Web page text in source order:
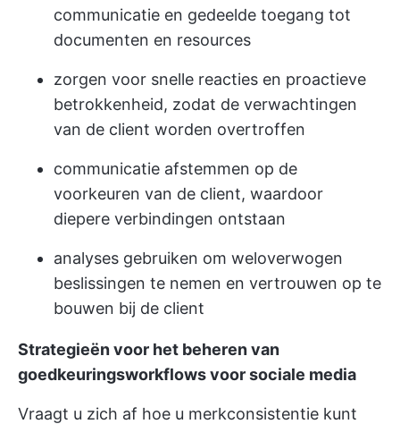
communicatie en gedeelde toegang tot
documenten en resources
zorgen voor snelle reacties en proactieve
betrokkenheid, zodat de verwachtingen
van de client worden overtroffen
communicatie afstemmen op de
voorkeuren van de client, waardoor
diepere verbindingen ontstaan
analyses gebruiken om weloverwogen
beslissingen te nemen en vertrouwen op te
bouwen bij de client
Strategieën voor het beheren van
goedkeuringsworkflows voor sociale media
Vraagt u zich af hoe u merkconsistentie kunt